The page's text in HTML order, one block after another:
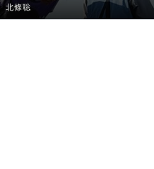
北條聡